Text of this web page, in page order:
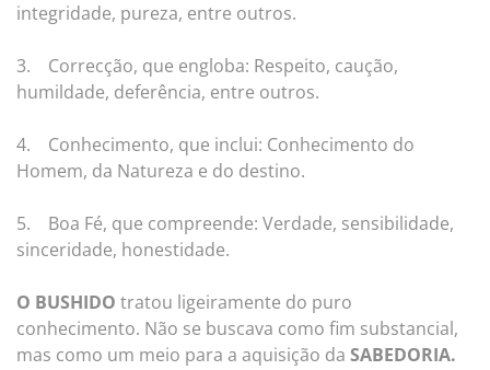
integridade, pureza, entre outros.
3.
Correcção, que engloba: Respeito, caução,
humildade, deferência, entre outros.
4.
Conhecimento, que inclui: Conhecimento do
Homem, da Natureza e do destino.
5.
Boa Fé, que compreende: Verdade, sensibilidade,
sinceridade, honestidade.
O BUSHIDO tratou ligeiramente do puro
conhecimento. Não se buscava como fim substancial,
mas como um meio para a aquisição da SABEDORIA.